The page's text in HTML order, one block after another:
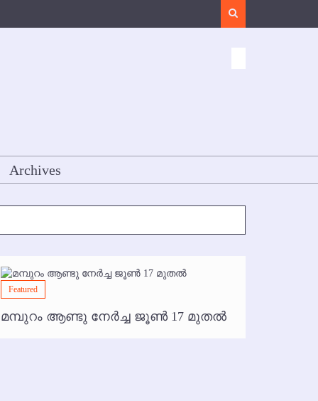
Archives
Featured
മമ്പുറം ആണ്ടു നേര്‍ച്ച ജൂണ്‍ 17 മുതല്‍